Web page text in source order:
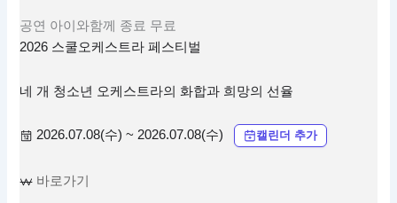
공연 아이와함께 종료 무료
2026 스쿨오케스트라 페스티벌
네 개 청소년 오케스트라의 화합과 희망의 선율
2026.07.08(수) ~ 2026.07.08(수) 캘린더 추가
바로가기